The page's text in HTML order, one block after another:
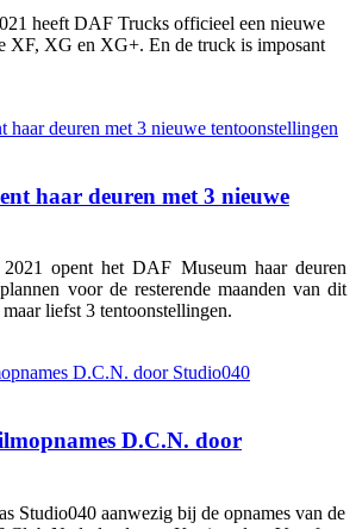
heeft DAF Trucks officieel een nieuwe
XF, XG en XG+. En de truck is imposant
haar deuren met 3 nieuwe
opent het DAF Museum haar deuren
voor de resterende maanden van dit
liefst 3 tentoonstellingen.
D.C.N. door
Studio040 aanwezig bij de opnames van de